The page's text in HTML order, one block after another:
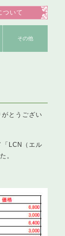
ついて
その他
ネイリスト募集
姉妹店募集
お役立ちコンテンツ
よくいただく質問
運営会社
公式ブログ
公式Instagram
公式Twitter
公式Facebook
とうござい
LCN（エル
。